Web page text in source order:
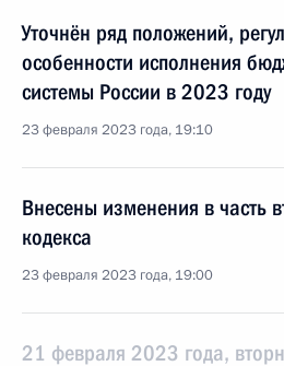
Уточнён ряд положений,
особенности исполнения
системы России в 2023 году
23 февраля 2023 года, 19:10
Внесены изменения в часть
кодекса
23 февраля 2023 года, 19:00
21 февраля 2023 года,